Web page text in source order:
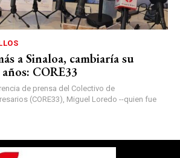
a Sinaloa, cambiaría su
CORE33
de prensa del Colectivo de
(CORE33), Miguel Loredo --quien fue